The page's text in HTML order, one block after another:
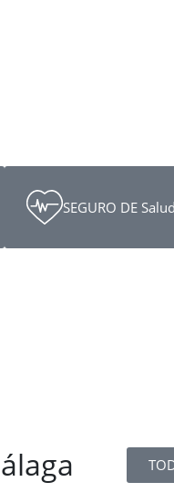
SEGURO DE Salud